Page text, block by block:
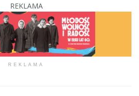
REKLAMA
REKLAMA